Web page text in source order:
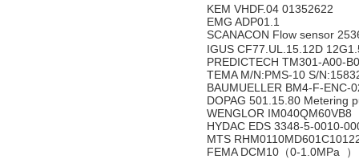
KEM VHDF.04 01352622
EMG ADP01.1
SCANACON Flow sensor
IGUS CF77.UL.15.12D
PREDICTECH TM301-A00-
TEMA M/N:PMS-10 S/
BAUMUELLER BM4-F-ENC-
DOPAG 501.15.80 Metering
WENGLOR IM040QM60VB8
HYDAC EDS 3348-5-0010-
MTS
FEMA DCM10（0-1.0MPa